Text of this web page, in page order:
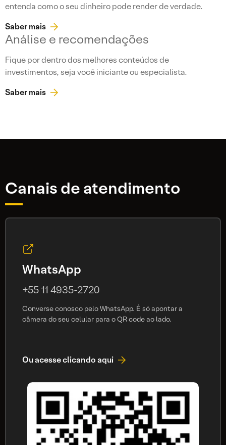
entenda como o seu dinheiro pode render de verdade.
Saber mais
Análise e recomendações
Fique por dentro dos melhores conteúdos de
investimentos, seja você iniciante ou especialista.
Saber mais
Canais de atendimento
WhatsApp
+55 11 4935-2720
Converse conosco pelo WhatsApp. É só apontar a
câmera do seu celular para o QR code ao lado.
Ou acesse clicando aqui